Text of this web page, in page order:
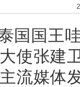
国国王
使张建
流媒体